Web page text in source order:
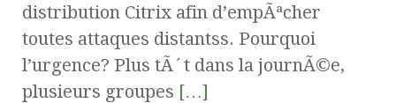
distribution Citrix afin d’empÃªcher
toutes attaques distantss. Pourquoi
l’urgence? Plus tÃ´t dans la journÃ©e,
plusieurs groupes […]